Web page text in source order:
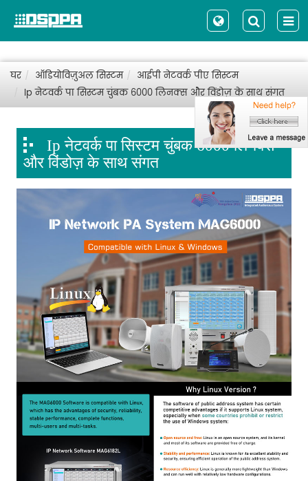
घर ऑडियोविज़ुअल सिस्टम
आईपी नेटवर्क पीए सिस्टम
Ip नेटवर्क पा सिस्टम चुंबक 6000 लिनक्स और विंडोज़ के साथ संगत
Ip नेटवर्क पा सिस्टम चुंबक 6000 लिनक्स
और विंडोज़ के साथ संगत